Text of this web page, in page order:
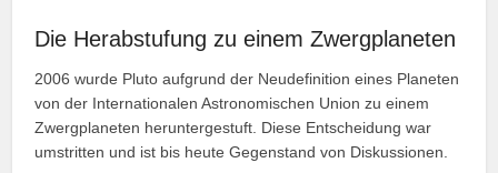
Die Herabstufung zu einem Zwergplaneten
2006 wurde Pluto aufgrund der Neudefinition eines Planeten
von der Internationalen Astronomischen Union zu einem
Zwergplaneten heruntergestuft. Diese Entscheidung war
umstritten und ist bis heute Gegenstand von Diskussionen.